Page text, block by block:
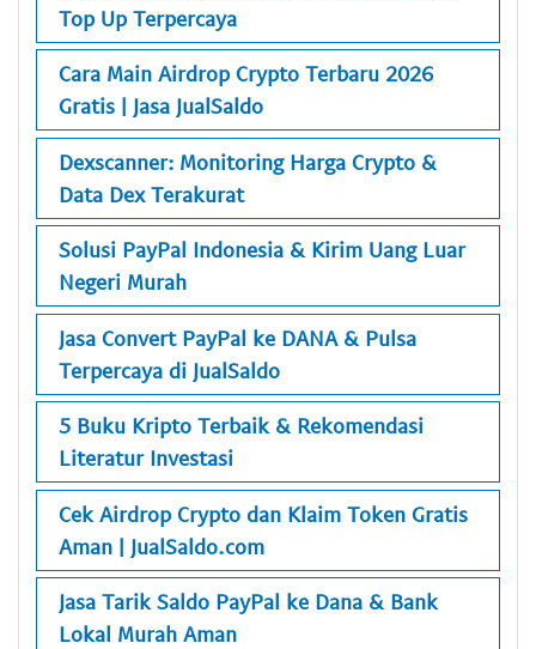
Top Up Terpercaya
Cara Main Airdrop Crypto Terbaru 2026
Gratis | Jasa JualSaldo
Dexscanner: Monitoring Harga Crypto &
Data Dex Terakurat
Solusi PayPal Indonesia & Kirim Uang Luar
Negeri Murah
Jasa Convert PayPal ke DANA & Pulsa
Terpercaya di JualSaldo
5 Buku Kripto Terbaik & Rekomendasi
Literatur Investasi
Cek Airdrop Crypto dan Klaim Token Gratis
Aman | JualSaldo.com
Jasa Tarik Saldo PayPal ke Dana & Bank
Lokal Murah Aman